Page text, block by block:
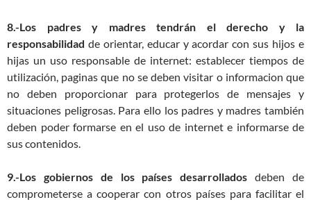
8.-Los padres y madres tendrán el derecho y la
responsabilidad de orientar, educar y acordar con sus hijos e
hijas un uso responsable de internet: establecer tiempos de
utilización, paginas que no se deben visitar o informacion que
no deben proporcionar para protegerlos de mensajes y
situaciones peligrosas. Para ello los padres y madres también
deben poder formarse en el uso de internet e informarse de
sus contenidos.
9.-Los gobiernos de los países desarrollados deben de
comprometerse a cooperar con otros países para facilitar el